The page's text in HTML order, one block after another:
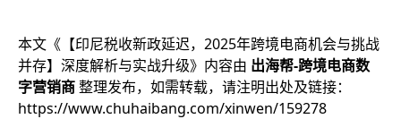
本文《 【印尼税收新政延迟，2025年跨境电商机会与挑战
并存】深度解析与实战升级》内容由 出海帮-跨境电商数
字营销商整理发布，如需转载，请注明出处及链接：
https://www.chuhaibang.com/xinwen/159278